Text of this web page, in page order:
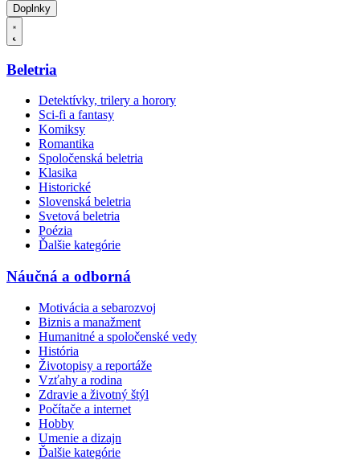
Doplnky
Beletria
Detektívky, trilery a horory
Sci-fi a fantasy
Komiksy
Romantika
Spoločenská beletria
Klasika
Historické
Slovenská beletria
Svetová beletria
Poézia
Ďalšie kategórie
Náučná a odborná
Motivácia a sebarozvoj
Biznis a manažment
Humanitné a spoločenské vedy
História
Životopisy a reportáže
Vzťahy a rodina
Zdravie a životný štýl
Počítače a internet
Hobby
Umenie a dizajn
Ďalšie kategórie